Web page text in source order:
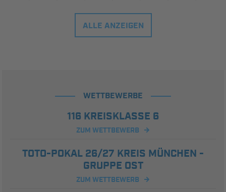
ALLE ANZEIGEN
WETTBEWERBE
116 KREISKLASSE 6
ZUM WETTBEWERB
TOTO-POKAL 26/27 KREIS MÜNCHEN -
GRUPPE OST
ZUM WETTBEWERB